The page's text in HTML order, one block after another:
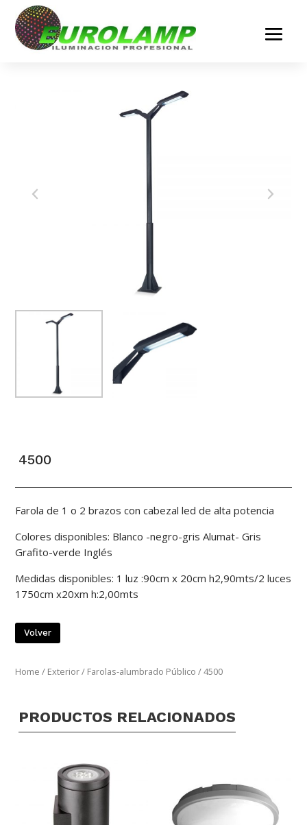
4500
Farola de 1 o 2 brazos con cabezal led de alta potencia
Colores disponibles: Blanco -negro-gris Alumat- Gris
Grafito-verde Inglés
Medidas disponibles: 1 luz :90cm x 20cm h2,90mts/2 luces
1750cm x20xm h:2,00mts
Volver
Home / Exterior/ Farolas-alumbrado Público / 4500
PRODUCTOS RELACIONADOS